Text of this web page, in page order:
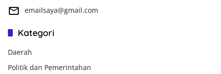
emailsaya@gmail.com
Kategori
Daerah
Politik dan Pemerintahan